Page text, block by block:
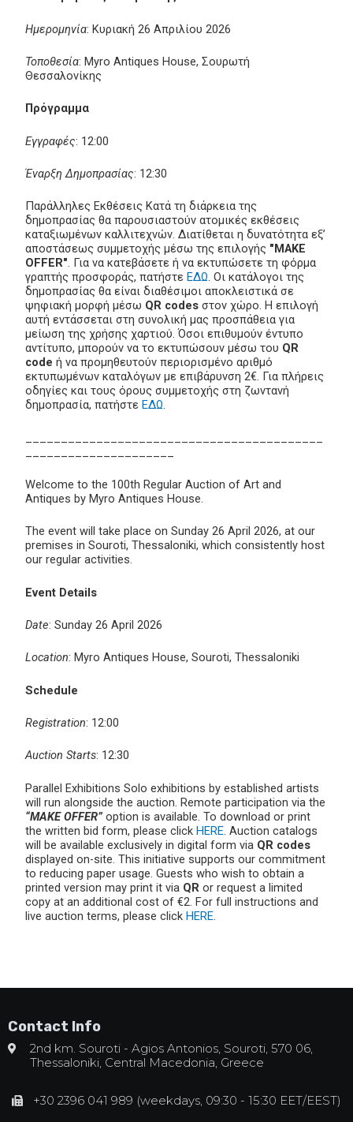
Ημερομηνία: Κυριακή 26 Απριλίου 2026
Τοποθεσία: Myro Antiques House, Σουρωτή
Θεσσαλονίκης
Πρόγραμμα
Εγγραφές: 12:00
Έναρξη Δημοπρασίας: 12:30
Παράλληλες Εκθέσεις Κατά τη διάρκεια της
δημοπρασίας θα παρουσιαστούν ατομικές εκθέσεις
καταξιωμένων καλλιτεχνών. Διατίθεται η δυνατότητα εξ’
αποστάσεως συμμετοχής μέσω της επιλογής "MAKE
OFFER". Για να κατεβάσετε ή να εκτυπώσετε τη φόρμα
γραπτής προσφοράς, πατήστε ΕΔΩ. Οι κατάλογοι της
δημοπρασίας θα είναι διαθέσιμοι αποκλειστικά σε
ψηφιακή μορφή μέσω QR codes στον χώρο. Η επιλογή
αυτή εντάσσεται στη συνολική μας προσπάθεια για
μείωση της χρήσης χαρτιού. Όσοι επιθυμούν έντυπο
αντίτυπο, μπορούν να το εκτυπώσουν μέσω του QR
code ή να προμηθευτούν περιορισμένο αριθμό
εκτυπωμένων καταλόγων με επιβάρυνση 2€. Για πλήρεις
οδηγίες και τους όρους συμμετοχής στη ζωντανή
δημοπρασία, πατήστε ΕΔΩ.
Welcome to the 100th Regular Auction of Art and
Antiques by Myro Antiques House.
The event will take place on Sunday 26 April 2026, at our
premises in Souroti, Thessaloniki, which consistently host
our regular activities.
Event Details
Date: Sunday 26 April 2026
Location: Myro Antiques House, Souroti, Thessaloniki
Schedule
Registration: 12:00
Auction Starts: 12:30
Parallel Exhibitions Solo exhibitions by established artists
will run alongside the auction. Remote participation via the
“MAKE OFFER”option is available. To download or print
the written bid form, please click HERE. Auction catalogs
will be available exclusively in digital form via QR codes
displayed on-site. This initiative supports our commitment
to reducing paper usage. Guests who wish to obtain a
printed version may print it via QR or request a limited
copy at an additional cost of €2. For full instructions and
live auction terms, please click HERE.
Contact Info
2nd km. Souroti - Agios Antonios, Souroti, 570 06,
Thessaloniki, Central Macedonia, Greece
+30 2396 041 989 (weekdays, 09:30 - 15:30 EET/EEST)